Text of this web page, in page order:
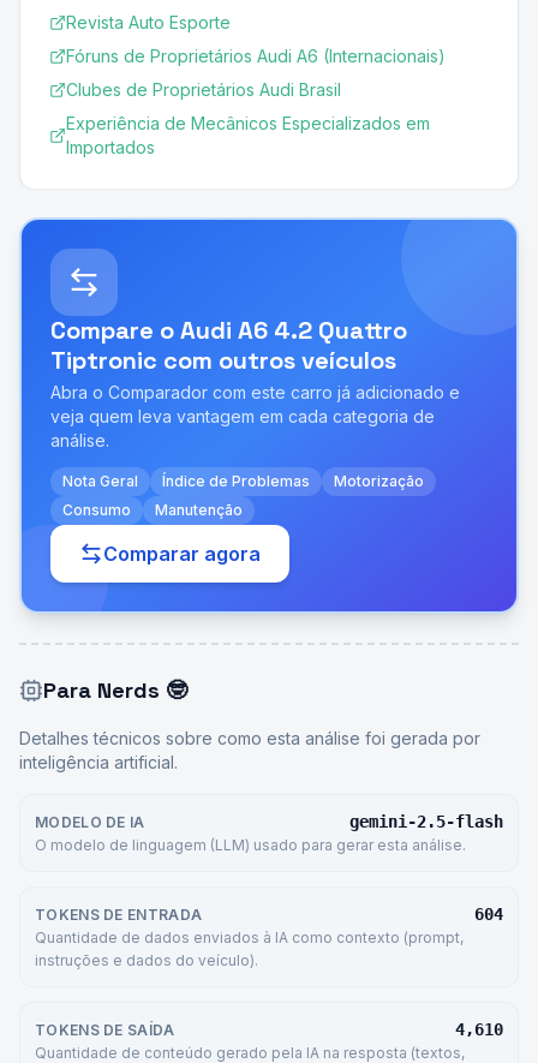
Revista Auto Esporte
Fóruns de Proprietários Audi A6 (Internacionais)
Clubes de Proprietários Audi Brasil
Experiência de Mecânicos Especializados em
Importados
Compare oAudi A6 4.2 Quattro
Tiptronic com outros veículos
Abra o Comparador com este carro já adicionado e
veja quem leva vantagem em cada categoria de
análise.
Nota Geral Índice de Problemas
Motorização
Consumo
Manutenção
Comparar agora
Para Nerds 🤓
Detalhes técnicos sobre como esta análise foi gerada por
inteligência artificial.
MODELO DE IA gemini-2.5-flash
O modelo de linguagem (LLM) usado para gerar esta análise.
TOKENS DE ENTRADA 604
Quantidade de dados enviados à IA como contexto (prompt,
instruções e dados do veículo).
TOKENS DE SAÍDA 4,610
Quantidade de conteúdo gerado pela IA na resposta (textos,